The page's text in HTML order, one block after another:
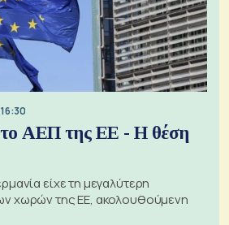
το ΑΕΠ της ΕΕ - Η θέση
είχε τη μεγαλύτερη
χωρών της ΕΕ, ακολουθούμενη